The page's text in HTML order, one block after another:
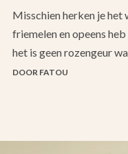
Misschien herken je het
friemelen en opeens heb
het is geen rozengeur
DOOR FATOU